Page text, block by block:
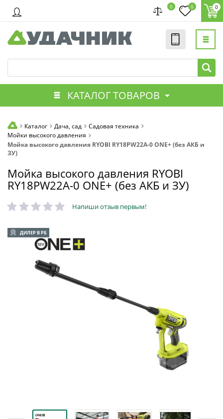
0 0 0
КАТАЛОГ ТОВАРОВ
Каталог Дача, сад
Садовая техника
Мойки высокого давления
Мойка высокого давления RYOBI RY18PW22A-0 ONE+ (без АКБ и
ЗУ)
Мойка высокого давления RYOBI
RY18PW22A-0 ONE+ (без АКБ и ЗУ)
Напиши отзыв первым!
ДИЛЕР В РБ